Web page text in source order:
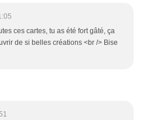
ces cartes, tu as été fort gâté, ça
de si belles créations <br /> Bise